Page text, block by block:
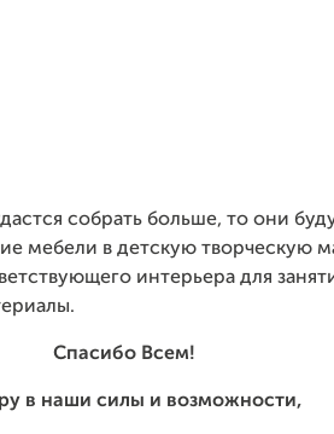
собрать больше, то они
мебели в детскую творческую
интерьера для
Всем!
силы и возможности,